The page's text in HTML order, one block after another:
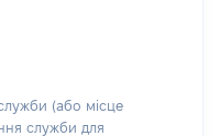
(або місце
служби для